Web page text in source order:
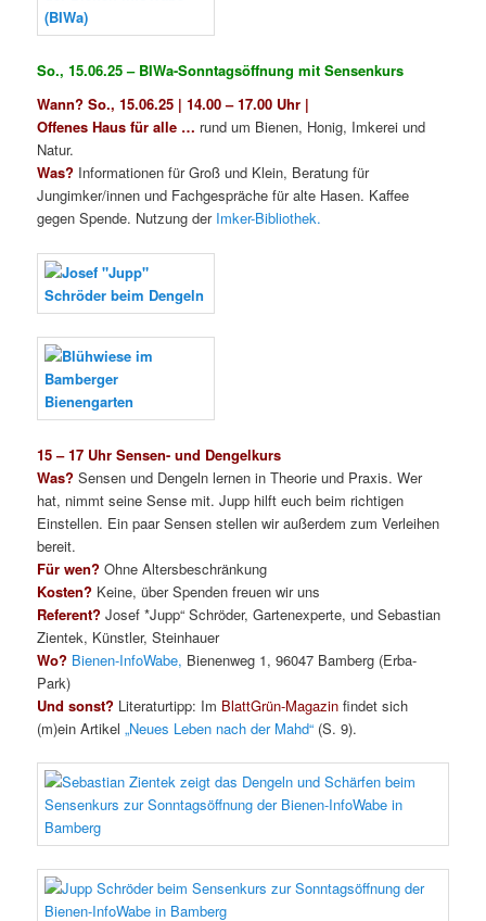
So., 15.06.25 – BIWa-Sonntagsöffnung mit Sensenkurs
Wann? So., 15.06.25 | 14.00 – 17.00 Uhr |
Offenes Haus für alle … rund um Bienen, Honig, Imkerei und
Natur.
Was? Informationen für Groß und Klein, Beratung für
Jungimker/innen und Fachgespräche für alte Hasen. Kaffee
gegen Spende. Nutzung der Imker-Bibliothek.
15 – 17 Uhr Sensen- und Dengelkurs
Was?Sensen und Dengeln lernen in Theorie und Praxis. Wer
hat, nimmt seine Sense mit. Jupp hilft euch beim richtigen
Einstellen. Ein paar Sensen stellen wir außerdem zum Verleihen
bereit.
Für wen?Ohne Altersbeschränkung
Kosten? Keine, über Spenden freuen wir uns
Referent? Josef *Jupp“ Schröder, Gartenexperte, und Sebastian
Zientek, Künstler, Steinhauer
Wo? Bienen-InfoWabe, Bienenweg 1, 96047 Bamberg (Erba-
Park)
Und sonst? Literaturtipp: Im BlattGrün-Magazin findet sich
(m)ein Artikel„Neues Leben nach der Mahd“ (S. 9).